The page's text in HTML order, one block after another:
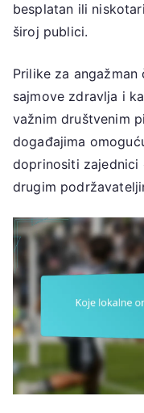
besplatan ili
široj publici.
Prilike za
sajmove zdravlja i
važnim društvenim
događajima
doprinositi zajednici
drugim